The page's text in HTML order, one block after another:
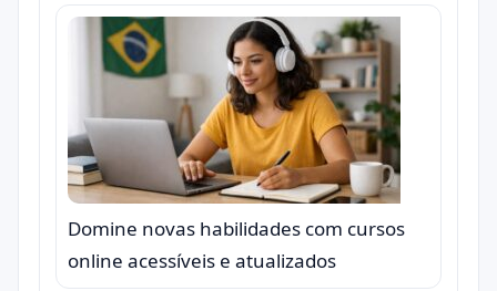
Domine novas habilidades com cursos
online acessíveis e atualizados